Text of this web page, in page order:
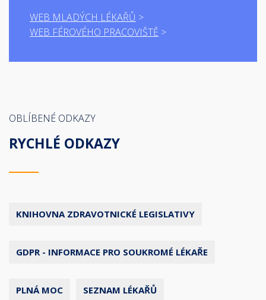
WEB MLADÝCH LÉKAŘŮ
WEB FÉROVÉHO PRACOVIŠTĚ
OBLÍBENÉ ODKAZY
RYCHLÉ ODKAZY
KNIHOVNA ZDRAVOTNICKÉ LEGISLATIVY
GDPR - INFORMACE PRO SOUKROMÉ LÉKAŘE
PLNÁ MOC SEZNAM LÉKAŘŮ